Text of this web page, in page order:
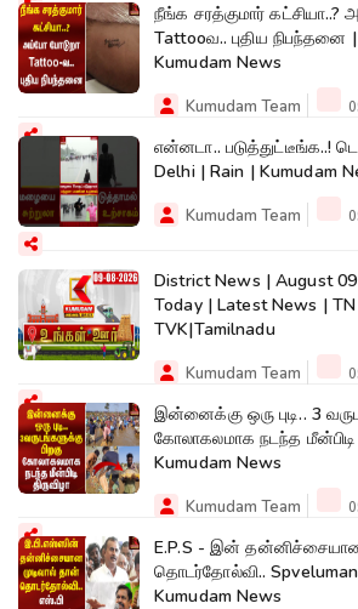
நீங்க சரத்குமார் கட்சியா..?
Tattooவ.. புதிய நிபந்தனை
Kumudam News
Kumudam Team
என்னடா.. படுத்துட்டீங்க..!
Delhi | Rain | Kumudam
Kumudam Team
District News | August
Today | Latest News |
TVK|Tamilnadu
Kumudam Team
இன்னைக்கு ஒரு புடி.. 3
கோலாகலமாக நடந்த மீன்பிடி
Kumudam News
Kumudam Team
E.P.S - இன் தன்னிச்சையான
தொடர்தோல்வி.. Spvelumani
Kumudam News